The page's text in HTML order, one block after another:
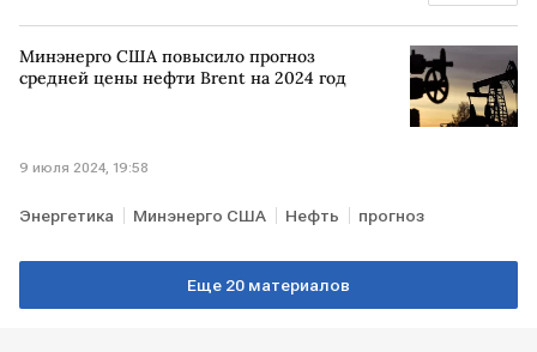
Александр Новак поставки
Минэнерго США повысило прогноз
средней цены нефти Brent на 2024 год
9 июля 2024, 19:58
Энергетика Минэнерго США Нефть прогноз
Еще 20 материалов